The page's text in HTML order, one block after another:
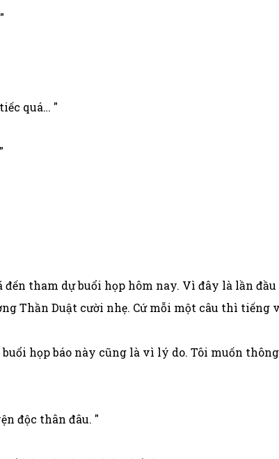
quá… "
đến tham dự buổi họp hôm nay. Vì đây là lần
Thần Duật cười nhẹ. Cứ mỗi một câu thì tiếng
họp báo này cũng là vì lý do. Tôi muốn
độc thân đâu. "